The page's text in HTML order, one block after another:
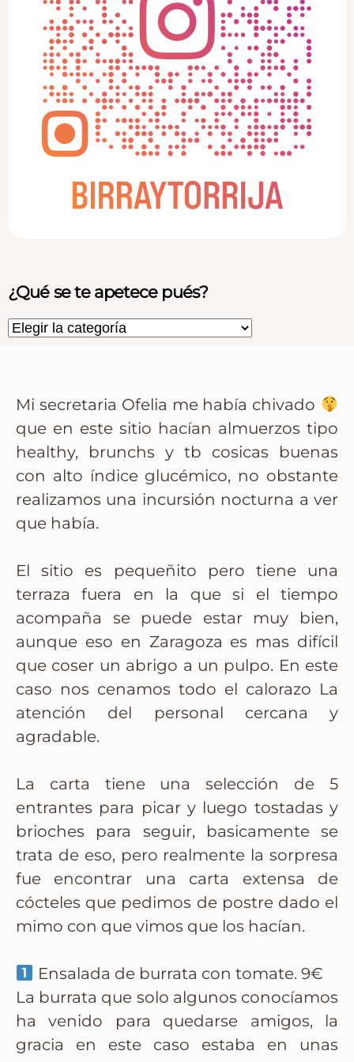
Mi secretaria Ofelia me había chivado
que en este sitio hacían almuerzos tipo
healthy, brunchs y tb cosicas buenas
con alto índice glucémico, no obstante
realizamos una incursión nocturna a ver
que había.
El sitio es pequeñito pero tiene una
terraza fuera en la que si el tiempo
acompaña se puede estar muy bien,
aunque eso en Zaragoza es mas difícil
que coser un abrigo a un pulpo. En este
caso nos cenamos todo el calorazo La
atención del personal cercana y
agradable.
La carta tiene una selección de 5
entrantes para picar y luego tostadas y
brioches para seguir, basicamente se
trata de eso, pero realmente la sorpresa
fue encontrar una carta extensa de
cócteles que pedimos de postre dado el
mimo con que vimos que los hacían.
Ensalada de burrata con tomate. 9€
La burrata que solo algunos conocíamos
ha venido para quedarse amigos, la
gracia en este caso estaba en unas
¿Qué se te apetece pués?